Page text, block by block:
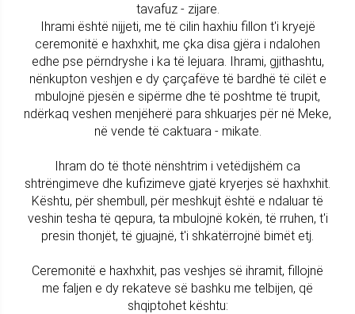
tavafuz - zijare.
Ihrami është nijjeti, me të cilin haxhiu fillon t'i kryejë
ceremonitë e haxhxhit, me çka disa gjëra i ndalohen
edhe pse përndryshe i ka të lejuara. Ihrami, gjithashtu,
nënkupton veshjen e dy çarçafëve të bardhë të cilët e
mbulojnë pjesën e sipërme dhe të poshtme të trupit,
ndërkaq veshen menjëherë para shkuarjes për në Meke,
në vende të caktuara - mikate.
Ihram do të thotë nënshtrim i vetëdijshëm ca
shtrëngimeve dhe kufizimeve gjatë kryerjes së haxhxhit.
Kështu, për shembull, për meshkujt është e ndaluar të
veshin tesha të qepura, ta mbulojnë kokën, të rruhen, t'i
presin thonjët, të gjuajnë, t'i shkatërrojnë bimët etj.
Ceremonitë e haxhxhit, pas veshjes së ihramit, fillojnë
me faljen e dy rekateve së bashku me telbijen, që
shqiptohet kështu: